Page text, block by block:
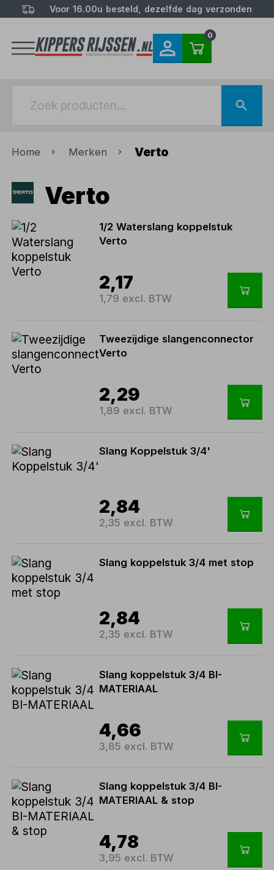
Voor 16.00u besteld, dezelfde dag verzonden
0
Home Merken Verto
Verto
1/2 Waterslang koppelstuk
Verto
2,17
1,79 excl. BTW
Tweezijdige slangenconnector
Verto
2,29
1,89 excl. BTW
Slang Koppelstuk 3/4'
2,84
2,35 excl. BTW
Slang koppelstuk 3/4 met stop
2,84
2,35 excl. BTW
Slang koppelstuk 3/4 BI-
MATERIAAL
4,66
3,85 excl. BTW
Slang koppelstuk 3/4 BI-
MATERIAAL & stop
4,78
3,95 excl. BTW